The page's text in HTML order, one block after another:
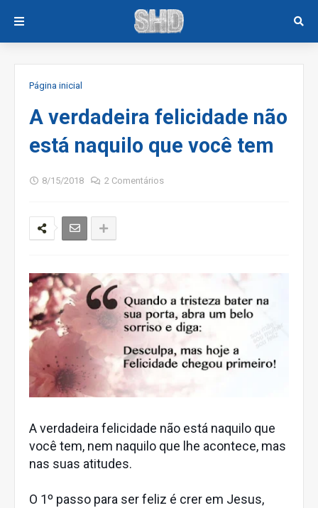
Página inicial
A verdadeira felicidade não
está naquilo que você tem
8/15/2018 2 Comentários
A verdadeira felicidade não está naquilo que
você tem, nem naquilo que lhe acontece, mas
nas suas atitudes.
O 1º passo para ser feliz é crer em Jesus,